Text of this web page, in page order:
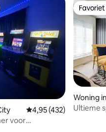
5, 471 recensies
Gemiddelde
4,95 (432)
voor
Woning
Ultieme